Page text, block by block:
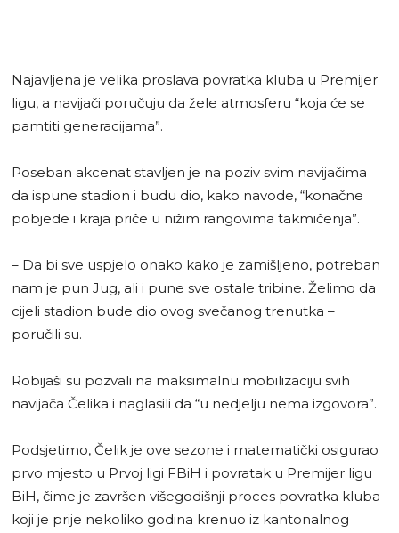
Najavljena je velika proslava povratka kluba u Premijer
ligu, a navijači poručuju da žele atmosferu “koja će se
pamtiti generacijama”.
Poseban akcenat stavljen je na poziv svim navijačima
da ispune stadion i budu dio, kako navode, “konačne
pobjede i kraja priče u nižim rangovima takmičenja”.
– Da bi sve uspjelo onako kako je zamišljeno, potreban
nam je pun Jug, ali i pune sve ostale tribine. Želimo da
cijeli stadion bude dio ovog svečanog trenutka –
poručili su.
Robijaši su pozvali na maksimalnu mobilizaciju svih
navijača Čelika i naglasili da “u nedjelju nema izgovora”.
Podsjetimo, Čelik je ove sezone i matematički osigurao
prvo mjesto u Prvoj ligi FBiH i povratak u Premijer ligu
BiH, čime je završen višegodišnji proces povratka kluba
koji je prije nekoliko godina krenuo iz kantonalnog